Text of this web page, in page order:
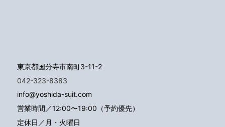
東京都国分寺市南町3-11-2
042-323-8383
info@yoshida-suit.com
営業時間／12:00〜19:00（予約優先）
定休日／月・火曜日